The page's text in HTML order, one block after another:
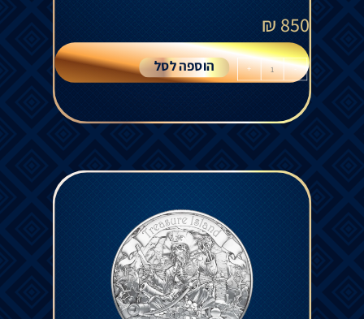
850
₪
-
+ הוספה לסל